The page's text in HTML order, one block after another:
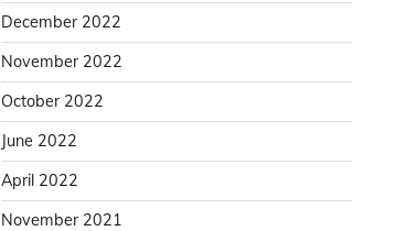
December 2022
November 2022
October 2022
June 2022
April 2022
November 2021